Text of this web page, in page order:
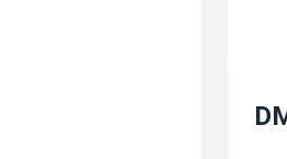
宸瑞科技积极响应全球能源